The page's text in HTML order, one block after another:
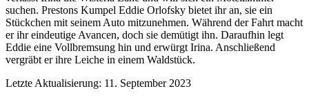
suchen. Prestons Kumpel Eddie Orlofsky bietet ihr an, sie ein
Stückchen mit seinem Auto mitzunehmen. Während der Fahrt macht
er ihr eindeutige Avancen, doch sie demütigt ihn. Daraufhin legt
Eddie eine Vollbremsung hin und erwürgt Irina. Anschließend
vergräbt er ihre Leiche in einem Waldstück.
Letzte Aktualisierung: 11. September 2023